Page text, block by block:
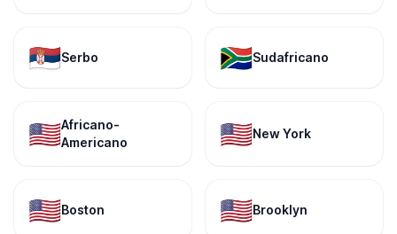
🇷🇸Serbo 🇿🇦Sudafricano
🇺🇸Africano-
Americano
🇺🇸New York
🇺🇸Boston 🇺🇸Brooklyn